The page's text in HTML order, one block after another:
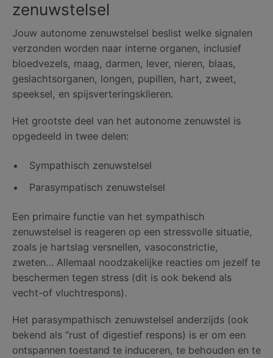
zenuwstelsel
Jouw autonome zenuwstelsel beslist welke signalen
verzonden worden naar interne organen, inclusief
bloedvezels, maag, darmen, lever, nieren, blaas,
geslachtsorganen, longen, pupillen, hart, zweet,
speeksel, en spijsverteringsklieren.
Het grootste deel van het autonome zenuwstel is
opgedeeld in twee delen:
Sympathisch zenuwstelsel
Parasympatisch zenuwstelsel
Een primaire functie van het sympathisch
zenuwstelsel is reageren op een stressvolle situatie,
zoals je hartslag versnellen, vasoconstrictie,
zweten… Allemaal noodzakelijke reacties om jezelf te
beschermen tegen stress (dit is ook bekend als
vecht-of vluchtrespons).
Het parasympathisch zenuwstelsel anderzijds (ook
bekend als “rust of digestief respons) is er om een
ontspannen toestand te induceren, te behouden en te